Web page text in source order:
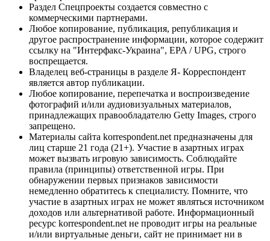
Раздел Спецпроекты создается совместно с
коммерческими партнерами.
Любое копирование, публикация, републикация и
другое распространение информации, которое содержит
ссылку на "Интерфакс-Украина", EPA / UPG, строго
воспрещается.
Владелец веб-страницы в разделе Я- Корреспондент
является автор публикации.
Любое копирование, перепечатка и воспроизведение
фотографий и/или аудиовизуальных материалов,
принадлежащих правообладателю Getty Images, строго
запрещено.
Материалы сайта korrespondent.net предназначены для
лиц старше 21 года (21+). Участие в азартных играх
может вызвать игровую зависимость. Соблюдайте
правила (принципы) ответственной игры. При
обнаружении первых признаков зависимости
немедленно обратитесь к специалисту. Помните, что
участие в азартных играх не может являться источником
доходов или альтернативой работе. Информационный
ресурс korrespondent.net не проводит игры на реальные
и/или виртуальные деньги, сайт не принимает ни в